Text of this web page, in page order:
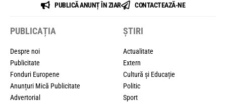
PUBLICĂ ANUNȚ ÎN ZIAR
CONTACTEAZĂ-NE
PUBLICAȚIA
Despre noi
Publicitate
Fonduri Europene
Anunțuri Mică Publicitate
Advertorial
ȘTIRI
Actualitate
Extern
Cultură și Educație
Politic
Sport